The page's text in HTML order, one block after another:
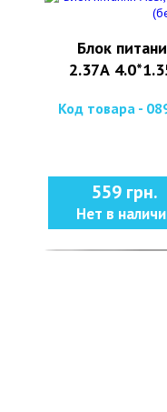
Блок
2.37А
Код товара -
559 грн.
Нет в